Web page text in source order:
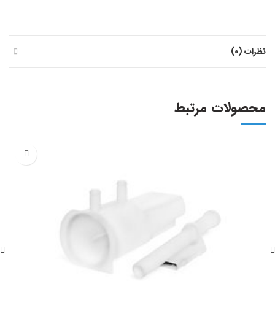
نظرات (0)
محصولات مرتبط